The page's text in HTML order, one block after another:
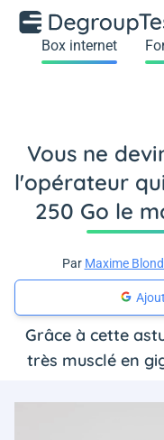
Box internet
Vous ne
l'opérateur
250 Go le
Par Maxime
Grâce à cette
très musclé en